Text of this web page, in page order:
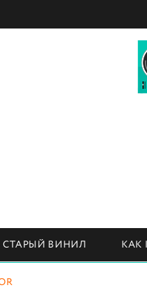
СТАРЫЙ ВИНИЛ КАК